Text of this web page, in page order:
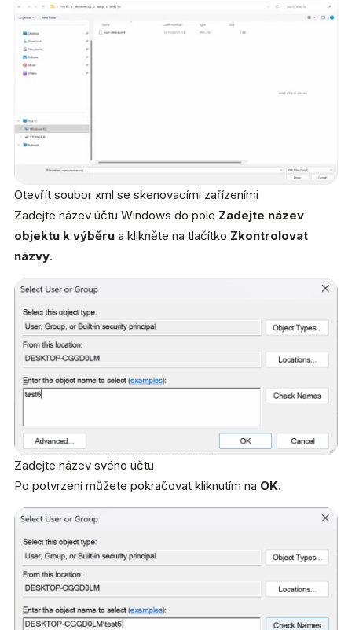
Otevřít soubor xml se skenovacími zařízeními
Zadejte název účtu Windows do pole Zadejte název
objektu k výběru a klikněte na tlačítko Zkontrolovat
názvy.
Zadejte název svého účtu
Po potvrzení můžete pokračovat kliknutím na OK.